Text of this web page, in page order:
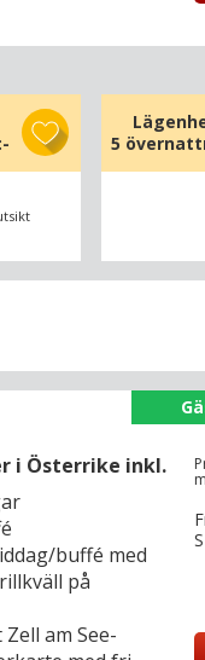
5
i Österrike inkl.
buffé med
på
am See-